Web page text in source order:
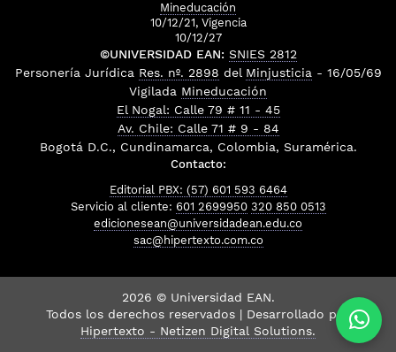
Mineducación
10/12/21, Vigencia
10/12/27
©UNIVERSIDAD EAN: SNIES 2812
Personería Jurídica Res. nº. 2898 del Minjusticia - 16/05/69
Vigilada Mineducación
El Nogal: Calle 79 # 11 - 45
Av. Chile: Calle 71 # 9 - 84
Bogotá D.C., Cundinamarca, Colombia, Suramérica.
Contacto:
Editorial PBX: (57) 601 593 6464
Servicio al cliente: 601 2699950 320 850 0513
edicionesean@universidadean.edu.co
sac@hipertexto.com.co
2026 © Universidad EAN.
Todos los derechos reservados | Desarrollado por
Hipertexto - Netizen Digital Solutions.